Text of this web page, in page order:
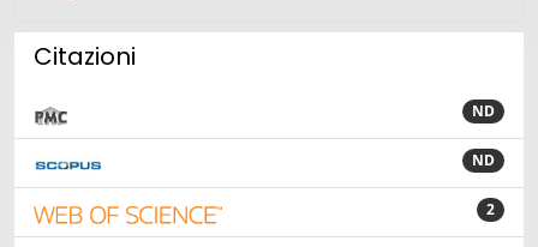
Citazioni
ND
ND
2